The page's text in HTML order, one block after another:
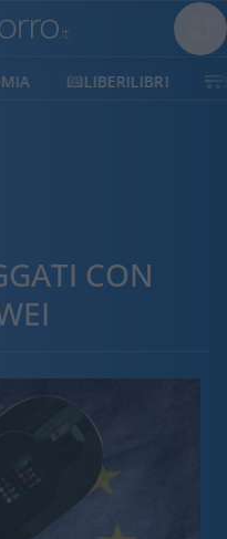
SHOP SOSTIENICI
CON